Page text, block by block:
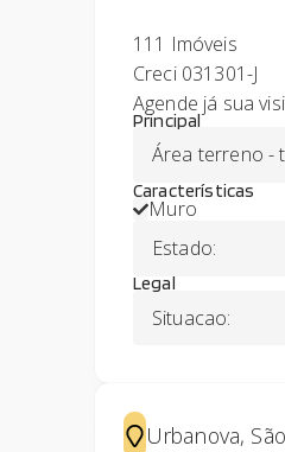
111 Imóveis
Creci 031301-J
Agende já sua
Principal
Área terreno -
Características
Muro
Estado:
Legal
Situacao:
Urbanova,